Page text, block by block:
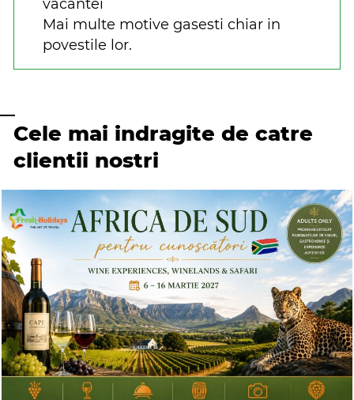
vacantei
Mai multe motive gasesti chiar in
povestile lor.
Cele mai indragite de catre
clientii nostri